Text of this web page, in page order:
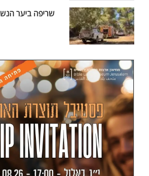
שריפה ביער